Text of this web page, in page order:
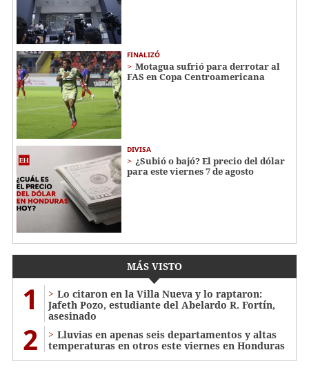
FINALIZÓ
Motagua sufrió para derrotar al
FAS en Copa Centroamericana
DIVISA
¿Subió o bajó? El precio del dólar
para este viernes 7 de agosto
MÁS VISTO
1
Lo citaron en la Villa Nueva y lo raptaron:
Jafeth Pozo, estudiante del Abelardo R. Fortín,
asesinado
2
Lluvias en apenas seis departamentos y altas
temperaturas en otros este viernes en Honduras